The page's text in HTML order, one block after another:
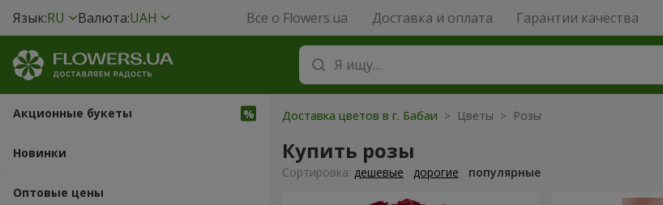
Язык:RU Валюта:UAH Все о Flowers.ua Доставка и оплата Гарантии качества
Акционные букеты
Новинки
Оптовые цены
Доставка цветов в г. Бабаи > Цветы > Розы
Купить розы
Cортировка: дешевые дорогие популярные